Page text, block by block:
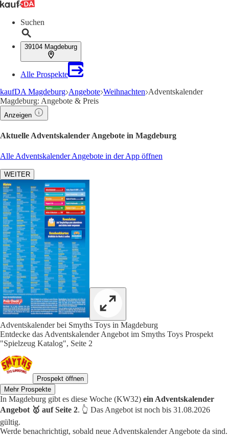
Suchen
39104 Magdeburg
Alle Prospekte
kaufDA Magdeburg Angebote Weihnachten Adventskalender
Magdeburg: Angebote & Preis
Anzeigen
Aktuelle Adventskalender Angebote in Magdeburg
Alle Adventskalender Angebote in der App öffnen
WEITER
Adventskalender bei Smyths Toys in Magdeburg
Entdecke das Adventskalender Angebot im Smyths Toys Prospekt
"Spielzeug Katalog", Seite 2
Prospekt öffnen
Mehr Prospekte
In Magdeburg gibt es diese Woche (KW32) ein Adventskalender
Angebot 🥇 auf Seite 2. 👆 Das Angebot ist noch bis 31.08.2026
gültig.
Werde benachrichtigt, sobald neue Adventskalender Angebote da sind.